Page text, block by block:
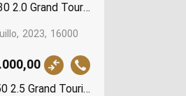
2.0 Grand Touring At Hibrido Ligero
2023
16000
2.5 Grand Touring Lx Awd, 2023